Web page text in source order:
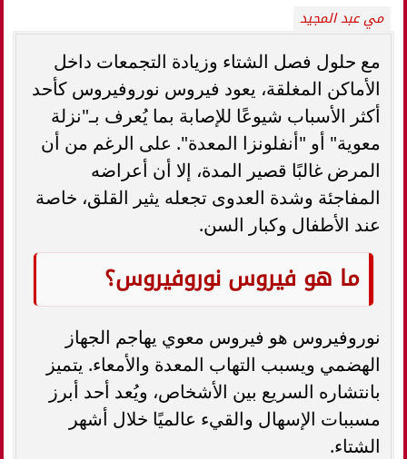
مي عبد المجيد
مع حلول فصل الشتاء وزيادة التجمعات داخل
الأماكن المغلقة، يعود فيروس نوروفيروس كأحد
أكثر الأسباب شيوعًا للإصابة بما يُعرف بـ"نزلة
معوية" أو "أنفلونزا المعدة". على الرغم من أن
المرض غالبًا قصير المدة، إلا أن أعراضه
المفاجئة وشدة العدوى تجعله يثير القلق، خاصة
عند الأطفال وكبار السن.
ما هو فيروس نوروفيروس؟
نوروفيروس هو فيروس معوي يهاجم الجهاز
الهضمي ويسبب التهاب المعدة والأمعاء. يتميز
بانتشاره السريع بين الأشخاص، ويُعد أحد أبرز
مسببات الإسهال والقيء عالميًا خلال أشهر
الشتاء.